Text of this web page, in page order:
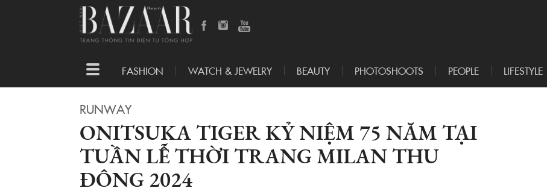
Toggle
navigation
FASHION WATCH & JEWELRY BEAUTY PHOTOSHOOTS PEOPLE LIFESTYLE
RUNWAY
ONITSUKA TIGER KỶ NIỆM 75 NĂM TẠI
TUẦN LỄ THỜI TRANG MILAN THU
ĐÔNG 2024